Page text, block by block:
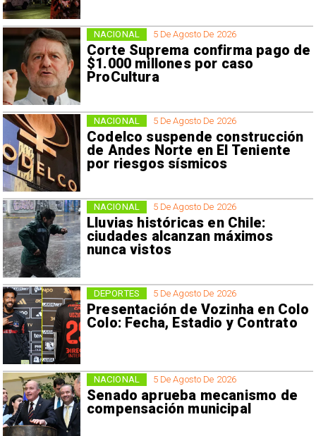
5 De Agosto De 2026
Corte Suprema confirma pago de
$1.000 millones por caso
ProCultura
NACIONAL
5 De Agosto De 2026
Codelco suspende construcción
de Andes Norte en El Teniente
por riesgos sísmicos
NACIONAL
5 De Agosto De 2026
Lluvias históricas en Chile:
ciudades alcanzan máximos
nunca vistos
NACIONAL
5 De Agosto De 2026
Presentación de Vozinha en Colo
Colo: Fecha, Estadio y Contrato
DEPORTES
5 De Agosto De 2026
Senado aprueba mecanismo de
compensación municipal
NACIONAL